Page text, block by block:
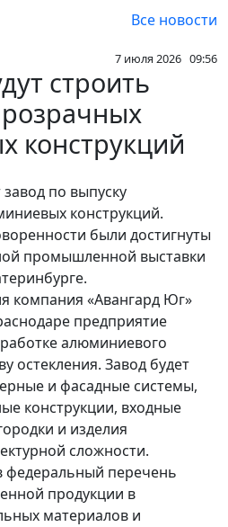
Все новости
7 июля 2026 09:56
строить
конструкций
по выпуску
конструкций.
были достигнуты
промышленной выставки
компания «Авангард Юг»
предприятие
алюминиевого
остекления. Завод будет
и фасадные системы,
конструкции, входные
и изделия
сложности.
федеральный перечень
продукции в
материалов и